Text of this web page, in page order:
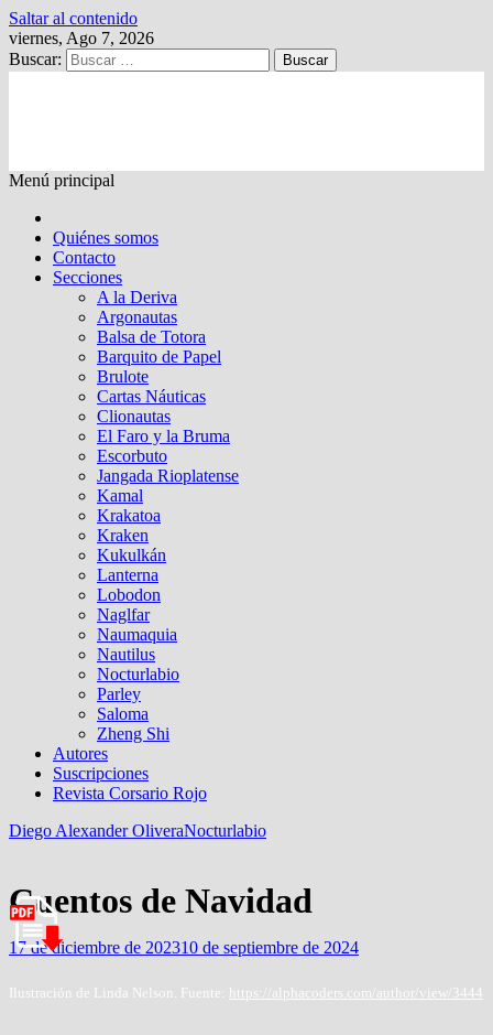
Saltar al contenido
viernes, Ago 7, 2026
Buscar:
Menú principal
Quiénes somos
Contacto
Secciones
A la Deriva
Argonautas
Balsa de Totora
Barquito de Papel
Brulote
Cartas Náuticas
Clionautas
El Faro y la Bruma
Escorbuto
Jangada Rioplatense
Kamal
Krakatoa
Kraken
Kukulkán
Lanterna
Lobodon
Naglfar
Naumaquia
Nautilus
Nocturlabio
Parley
Saloma
Zheng Shi
Autores
Suscripciones
Revista Corsario Rojo
Diego Alexander OliveraNocturlabio
Cuentos de Navidad
17 de diciembre de 202310 de septiembre de 2024
Ilustración de Linda Nelson. Fuente: https://alphacoders.com/author/view/3444